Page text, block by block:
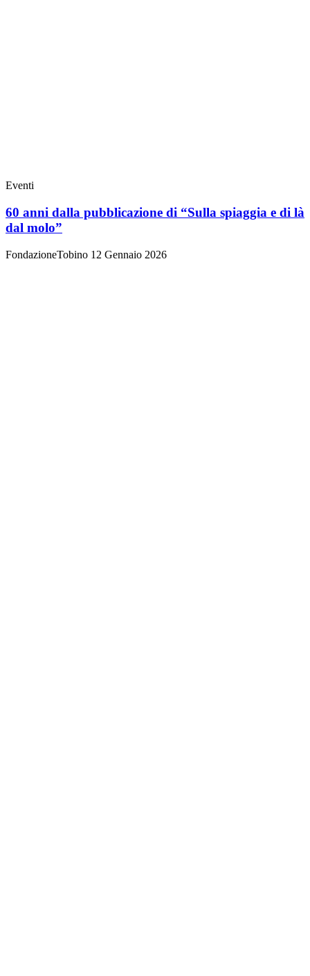
Eventi
60 anni dalla pubblicazione di “Sulla spiaggia e di là
dal molo”
FondazioneTobino 12 Gennaio 2026